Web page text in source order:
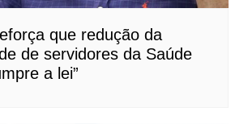
que redução da
de servidores da Saúde
a lei”